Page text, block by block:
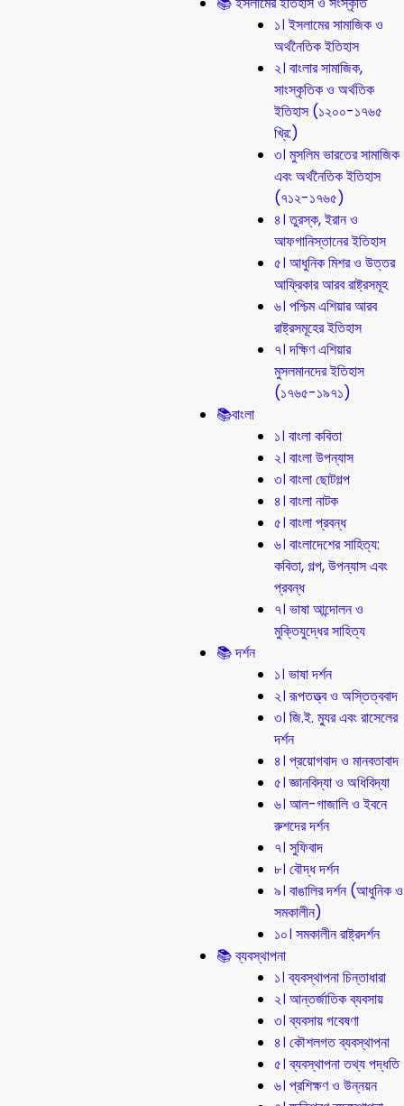
১। ইসলামের সামাজিক ও
অর্থনৈতিক ইতিহাস
২। বাংলার সামাজিক,
সাংস্কৃতিক ও অর্থতিক
ইতিহাস (১২০০-১৭৬৫
খ্রি:)
৩। মুসলিম ভারতের সামাজিক
এবং অর্থনৈতিক ইতিহাস
(৭১২-১৭৬৫)
৪। তুরস্ক, ইরান ও
আফগানিস্তানের ইতিহাস
৫। আধুনিক মিশর ও উত্তর
আফ্রিকার আরব রাষ্ট্রসমূহ
৬। পশ্চিম এশিয়ার আরব
রাষ্ট্রসমূহের ইতিহাস
৭। দক্ষিণ এশিয়ার
মুসলমানদের ইতিহাস
(১৭৬৫-১৯৭১)
📚বাংলা
১। বাংলা কবিতা
২। বাংলা উপন্যাস
৩। বাংলা ছোটগল্প
৪। বাংলা নাটক
৫। বাংলা প্রবন্ধ
৬। বাংলাদেশের সাহিত্য:
কবিতা, গল্প, উপন্যাস এবং
প্রবন্ধ
৭। ভাষা আন্দোলন ও
মুক্তিযুদ্ধের সাহিত্য
📚 দর্শন
১। ভাষা দর্শন
২। রূপতত্ত্ব ও অস্তিত্ববাদ
৩। জি.ই. ম্যুর এবং রাসেলের
দর্শন
৪। প্রয়োগবাদ ও মানবতাবাদ
৫। জ্ঞানবিদ্যা ও অধিবিদ্যা
৬। আল-গাজালি ও ইবনে
রুশদের দর্শন
৭। সুফিবাদ
৮। বৌদ্ধ দর্শন
৯। বাঙালির দর্শন (আধুনিক ও
সমকালীন)
১০। সমকালীন রাষ্ট্রদর্শন
📚 ব্যবস্থাপনা
১। ব্যবস্থাপনা চিন্তাধারা
২। আন্তর্জাতিক ব্যবসায়
৩। ব্যবসায় গবেষণা
৪। কৌশলগত ব্যবস্থাপনা
৫। ব্যবস্থাপনা তথ্য পদ্ধতি
৬। প্রশিক্ষণ ও উন্নয়ন